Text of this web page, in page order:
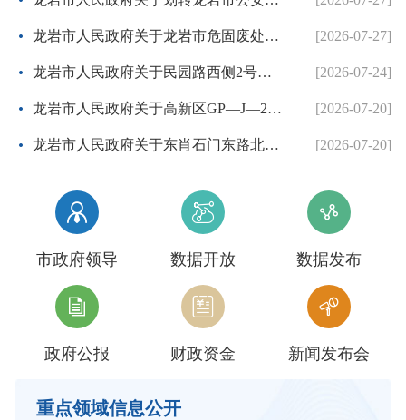
[2026-07-27]
龙岩市人民政府关于龙岩市危固废处置中心二期项目协议出让方案的批复
[2026-07-24]
龙岩市人民政府关于民园路西侧2号地块等两个控制性详细规划的批复
[2026-07-20]
龙岩市人民政府关于高新区GP—J—26地块控制性详细规划的批复
[2026-07-20]
龙岩市人民政府关于东肖石门东路北侧等3个地块项目控制性详细规划调整方案的批复

市政府领导

数据开放

数据发布

政府公报

财政资金

新闻发布会
重点领域信息公开